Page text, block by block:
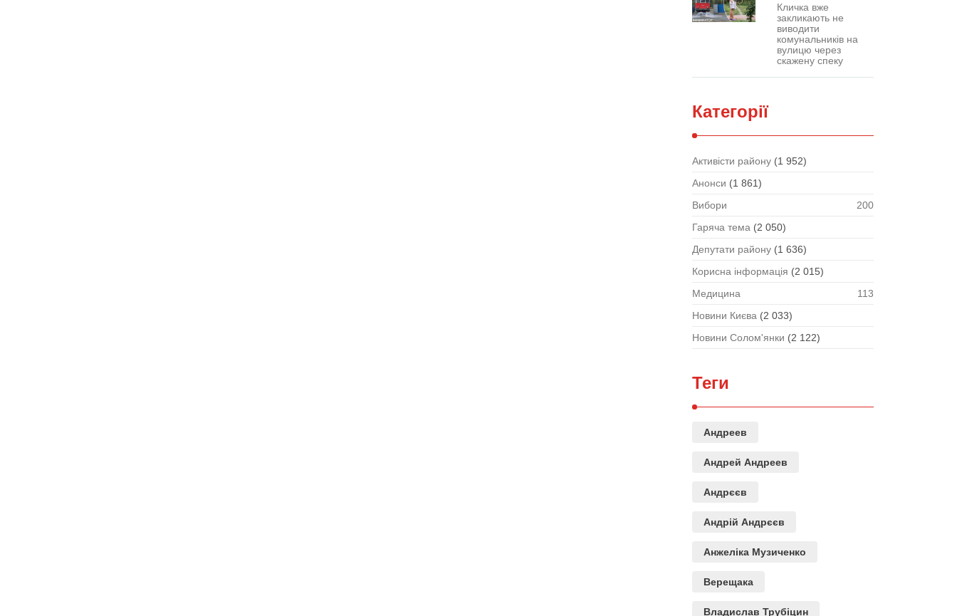
Кличка вже
закликають не
виводити
комунальників на
вулицю через
скажену спеку
Категорії
Активісти району (1 952)
Анонси (1 861)
Вибори
200
Гаряча тема (2 050)
Депутати району (1 636)
Корисна інформація (2 015)
Медицина
113
Новини Києва (2 033)
Новини Солом'янки (2 122)
Теги
Андреев
Андрей Андреев
Андрєєв
Андрій Андрєєв
Анжеліка Музиченко
Верещака
Владислав Трубіцин